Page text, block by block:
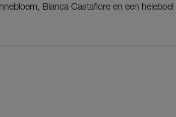
Bianca Castafiore en een